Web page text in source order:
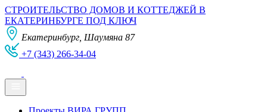
СТРОИТЕЛЬСТВО ДОМОВ И КОТТЕДЖЕЙ В
ЕКАТЕРИНБУРГЕ ПОД КЛЮЧ
Екатеринбург, Шаумяна 87
+7 (343) 266-34-04